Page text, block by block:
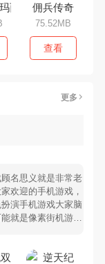
西亚 佣兵传奇
75.52MB
查看
更多
名思义就是非常老
欢迎的手机游戏，
演手机游戏大家脑
就是像素街机游
演手机游戏有哪些